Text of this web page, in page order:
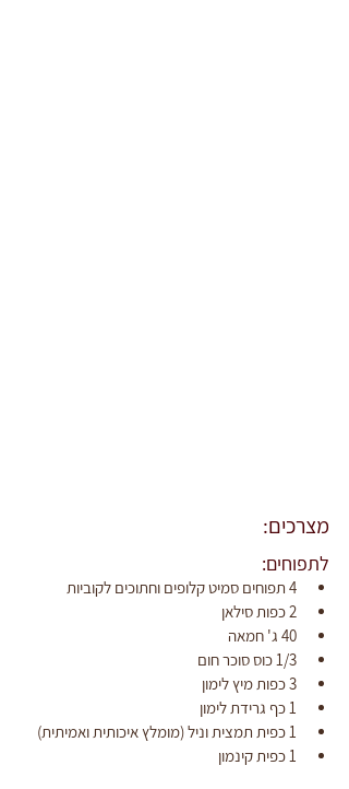
מצרכים:
לתפוחים:
4 תפוחים סמיט קלופים וחתוכים לקוביות
2 כפות סילאן
40 ג' חמאה
1/3 כוס סוכר חום
3 כפות מיץ לימון
1 כף גרידת לימון
1 כפית תמצית וניל (מומלץ איכותית ואמיתית)
1 כפית קינמון